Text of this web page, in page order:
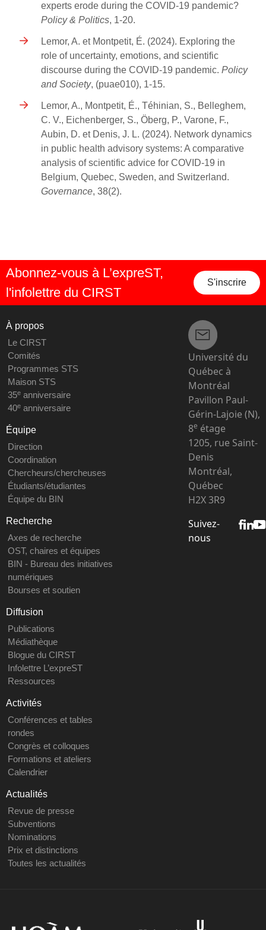
experts erode during the COVID-19 pandemic?
Policy & Politics, 1-20.
Lemor, A. et Montpetit, É. (2024). Exploring the
role of uncertainty, emotions, and scientific
discourse during the COVID-19 pandemic.Policy
and Society, (puae010), 1-15.
Lemor, A., Montpetit, É., Téhinian, S., Belleghem,
C. V., Eichenberger, S., Öberg, P., Varone, F.,
Aubin, D. et Denis, J. L. (2024). Network dynamics
in public health advisory systems: A comparative
analysis of scientific advice for COVID‐19 in
Belgium, Quebec, Sweden, and Switzerland.
Governance, 38(2).
Abonnez-vous à L’expreST,
l'infolettre du CIRST
S'inscrire
À propos
Le CIRST
Comités
Programmes STS
Maison STS
35eanniversaire
40eanniversaire
Équipe
Direction
Coordination
Chercheurs/chercheuses
Étudiants/étudiantes
Équipe du BIN
Recherche
Axes de recherche
OST, chaires et équipes
BIN - Bureau des initiatives
numériques
Bourses et soutien
Diffusion
Publications
Médiathèque
Blogue du CIRST
Infolettre L’expreST
Ressources
Activités
Conférences et tables
rondes
Congrès et colloques
Formations et ateliers
Calendrier
Actualités
Revue de presse
Subventions
Nominations
Prix et distinctions
Toutes les actualités
Université du
Québec à
Montréal
Pavillon Paul-
Gérin-Lajoie (N),
8e étage
1205, rue Saint-
Denis
Montréal,
Québec
H2X 3R9
Suivez-
nous